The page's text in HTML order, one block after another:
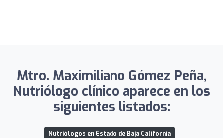
Mtro. Maximiliano Gómez Peña,
Nutriólogo clínico aparece en los
siguientes listados:
Nutriólogos en Estado de Baja California